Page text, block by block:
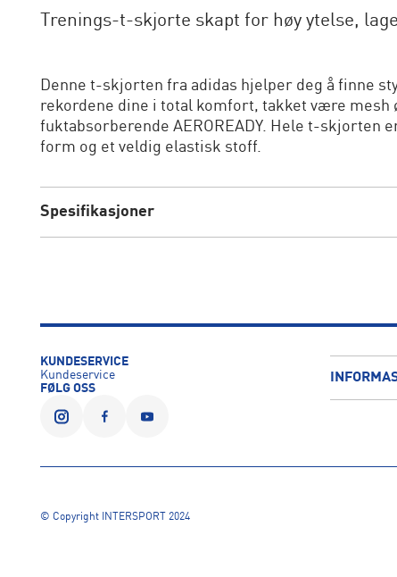
Trenings-t-skjorte skapt for høy ytelse,
Denne t-skjorten fra adidas hjelper deg å finne
rekordene dine i total komfort, takket være mesh
fuktabsorberende AEROREADY. Hele t-skjorten
form og et veldig elastisk stoff.
Spesifikasjoner
KUNDESERVICE
Kundeservice
FØLG OSS
© Copyright INTERSPORT 2024